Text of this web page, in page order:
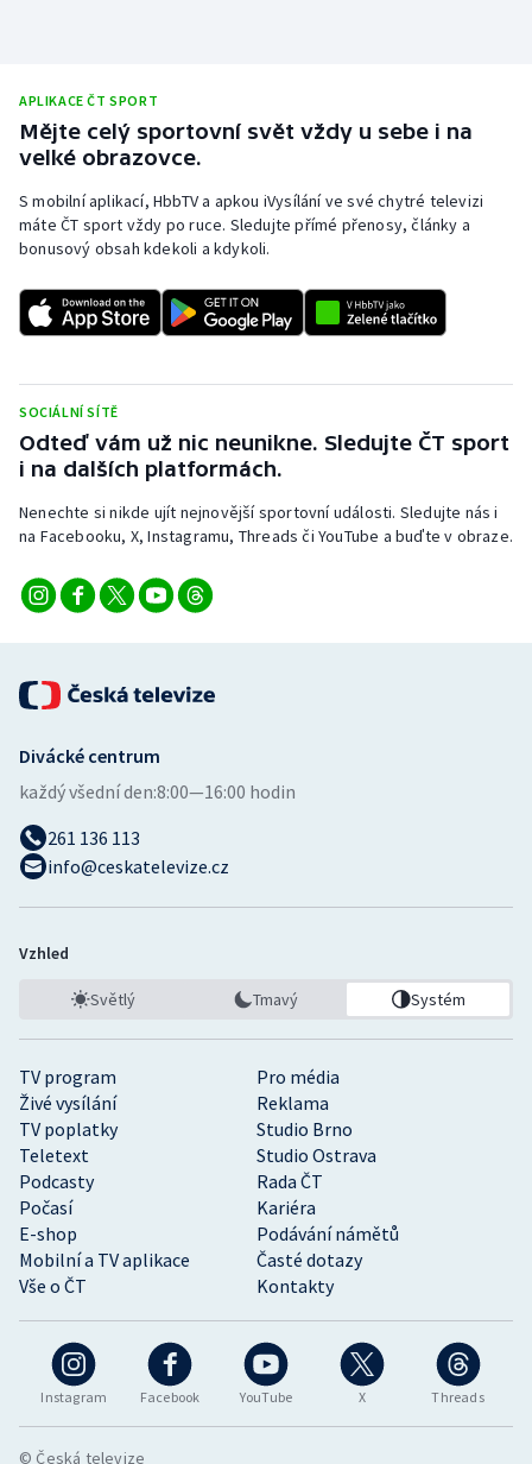
Ragby
Rychlobruslení
Rychlostní kanoistika
Short track
Stolní tenis
Triatlon
Veslování
Vodní slalom
Volejbal
Ostatní
APLIKACE ČT SPORT
Mějte celý sportovní svět vždy u sebe i na
velké obrazovce.
S mobilní aplikací, HbbTV a apkou iVysílání ve své chytré televizi
máte ČT sport vždy po ruce. Sledujte přímé přenosy, články a
bonusový obsah kdekoli a kdykoli.
SOCIÁLNÍ SÍTĚ
Odteď vám už nic neunikne. Sledujte ČT sport
i na dalších platformách.
Nenechte si nikde ujít nejnovější sportovní události. Sledujte nás i
na Facebooku, X, Instagramu, Threads či YouTube a buďte v obraze.
Instagram Facebook YouTube X Threads
TV program
Pro média
Živé vysílání
Reklama
TV poplatky
Studio Brno
Teletext
Studio Ostrava
Podcasty
Rada ČT
Počasí
Kariéra
E-shop
Podávání námětů
Mobilní a TV aplikace
Časté dotazy
Vše o ČT
Kontakty
Divácké centrum
každý všední den:8:00—16:00 hodin
261 136 113
info@ceskatelevize.cz
Vzhled
Světlý Tmavý Systém
© Česká televize